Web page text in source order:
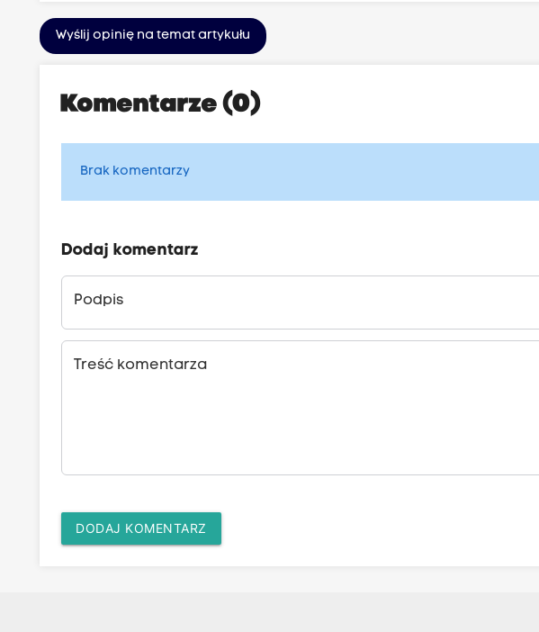
Wyślij opinię na temat artykułu
Komentarze (0)
Brak komentarzy
Dodaj komentarz
Podpis
Treść komentarza
DODAJ KOMENTARZ